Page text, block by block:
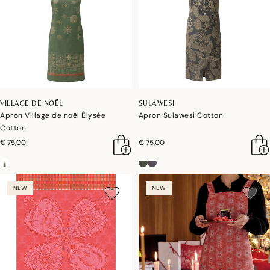
VILLAGE DE NOËL
Apron Village de noël Élysée
Cotton
€ 75,00
SULAWESI
Apron Sulawesi Cotton
€ 75,00
NEW NEW